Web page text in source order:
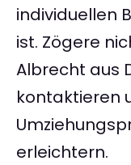
individuellen
ist. Zögere
Albrecht aus
kontaktieren
erleichtern.